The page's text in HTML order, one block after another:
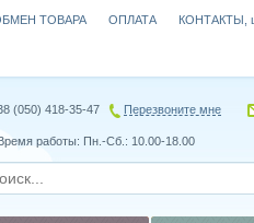
ТОВАРА ОПЛАТА КОНТАКТЫ,
(050) 418-35-47 Перезвоните мне
работы: Пн.-Сб.: 10.00-18.00